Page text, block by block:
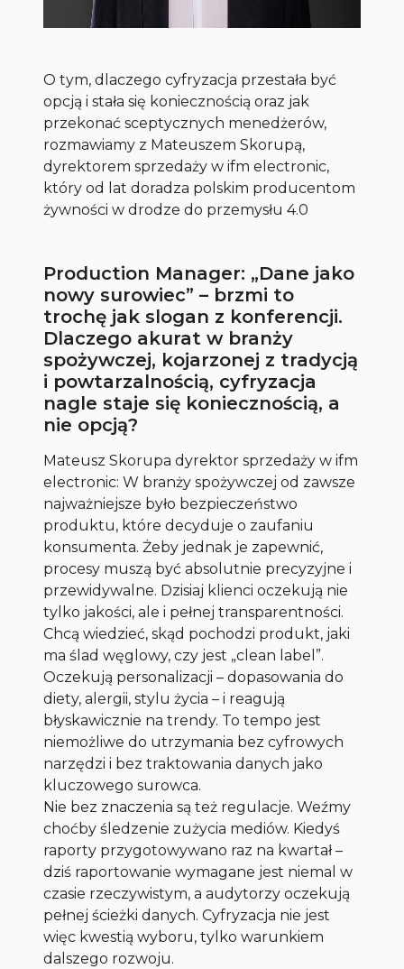
O tym, dlaczego cyfryzacja przestała być
opcją i stała się koniecznością oraz jak
przekonać sceptycznych menedżerów,
rozmawiamy z Mateuszem Skorupą,
dyrektorem sprzedaży w ifm electronic,
który od lat doradza polskim producentom
żywności w drodze do przemysłu 4.0
Production Manager: „Dane jako
nowy surowiec” – brzmi to
trochę jak slogan z konferencji.
Dlaczego akurat w branży
spożywczej, kojarzonej z tradycją
i powtarzalnością, cyfryzacja
nagle staje się koniecznością, a
nie opcją?
Mateusz Skorupa dyrektor sprzedaży w ifm
electronic: W branży spożywczej od zawsze
najważniejsze było bezpieczeństwo
produktu, które decyduje o zaufaniu
konsumenta. Żeby jednak je zapewnić,
procesy muszą być absolutnie precyzyjne i
przewidywalne. Dzisiaj klienci oczekują nie
tylko jakości, ale i pełnej transparentności.
Chcą wiedzieć, skąd pochodzi produkt, jaki
ma ślad węglowy, czy jest „clean label”.
Oczekują personalizacji – dopasowania do
diety, alergii, stylu życia – i reagują
błyskawicznie na trendy. To tempo jest
niemożliwe do utrzymania bez cyfrowych
narzędzi i bez traktowania danych jako
kluczowego surowca.
Nie bez znaczenia są też regulacje. Weźmy
choćby śledzenie zużycia mediów. Kiedyś
raporty przygotowywano raz na kwartał –
dziś raportowanie wymagane jest niemal w
czasie rzeczywistym, a audytorzy oczekują
pełnej ścieżki danych. Cyfryzacja nie jest
więc kwestią wyboru, tylko warunkiem
dalszego rozwoju.